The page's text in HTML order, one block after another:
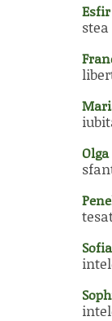
Esfir
stea
Olga
Sofia